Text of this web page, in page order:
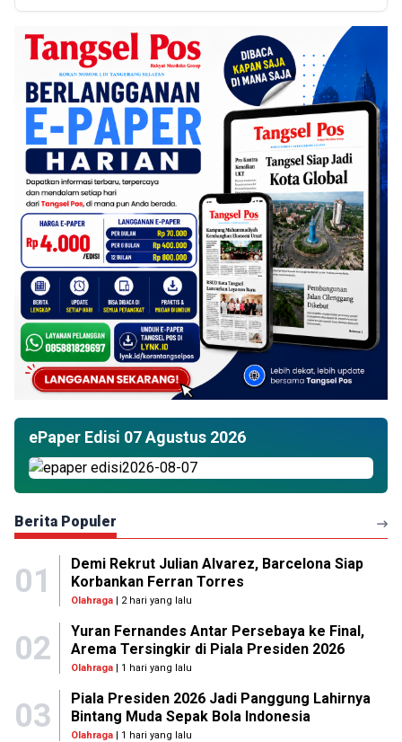
ePaper Edisi 07 Agustus 2026
Berita Populer
01
Demi Rekrut Julian Alvarez, Barcelona Siap
Korbankan Ferran Torres
Olahraga| 2 hari yang lalu
02
Yuran Fernandes Antar Persebaya ke Final,
Arema Tersingkir di Piala Presiden 2026
Olahraga| 1 hari yang lalu
03
Piala Presiden 2026 Jadi Panggung Lahirnya
Bintang Muda Sepak Bola Indonesia
Olahraga| 1 hari yang lalu